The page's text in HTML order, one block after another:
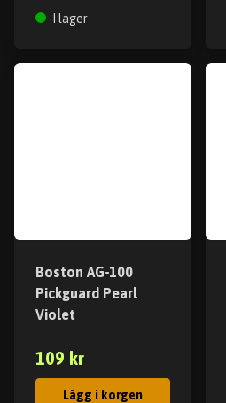
I lager
Boston AG-100
Pickguard Pearl
Violet
109 kr
Lägg i korgen